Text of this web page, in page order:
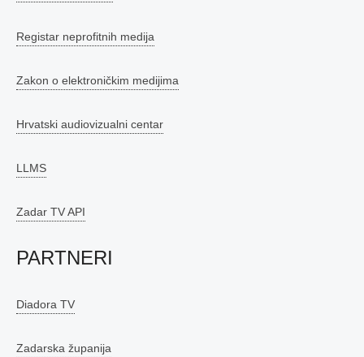
Registar neprofitnih medija
Zakon o elektroničkim medijima
Hrvatski audiovizualni centar
LLMS
Zadar TV API
PARTNERI
Diadora TV
Zadarska županija